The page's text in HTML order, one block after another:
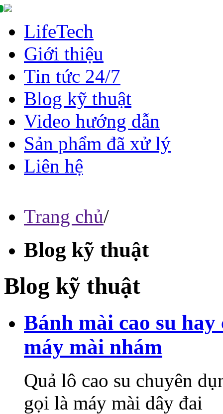
LifeTech
Giới thiệu
Tin tức 24/7
Blog kỹ thuật
Video hướng dẫn
Sản phẩm đã xử lý
Liên hệ
Trang chủ/
Blog kỹ thuật
Blog kỹ thuật
Bánh mài cao su
máy mài nhám
Quả lô cao su chuyên
gọi là máy mài dây đai